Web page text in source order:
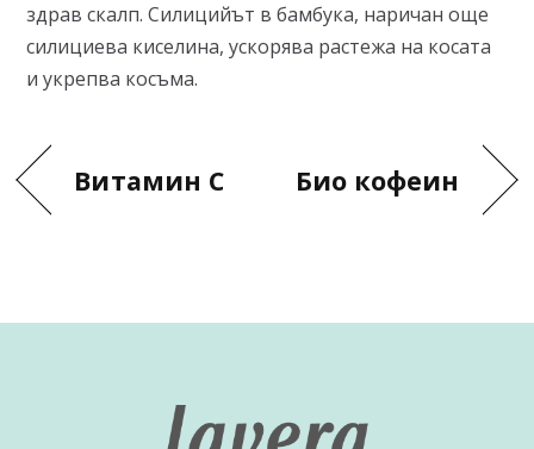
здрав скалп. Силицийът в бамбука, наричан още
силициева киселина, ускорява растежа на косата
и укрепва косъма.
Витамин С Био кофеин